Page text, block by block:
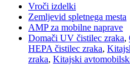
Vroči izdelki
Zemljevid spletnega mesta
AMP za mobilne naprave
Domači UV čistilec zraka,
HEPA čistilec zraka,
zraka, Kitajski